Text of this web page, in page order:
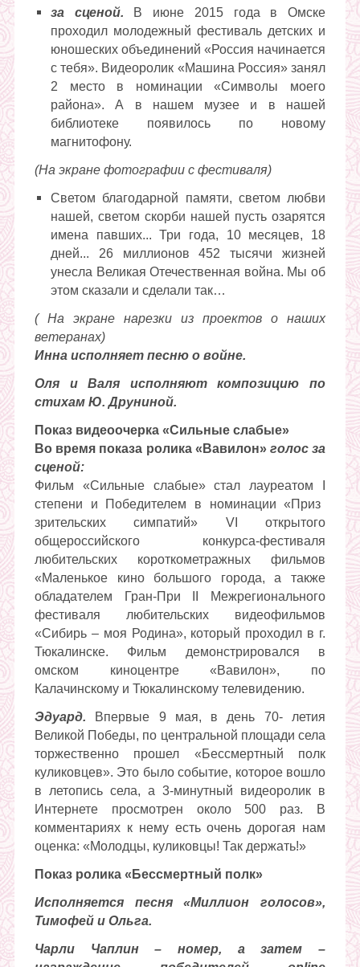
за сценой. В июне 2015 года в Омске
проходил молодежный фестиваль детских и
юношеских объединений «Россия начинается
с тебя». Видеоролик «Машина Россия» занял
2 место в номинации «Символы моего
района». А в нашем музее и в нашей
библиотеке появилось по новому
магнитофону.
(На экране фотографии с фестиваля)
Светом благодарной памяти, светом любви
нашей, светом скорби нашей пусть озарятся
имена павших... Три года, 10 месяцев, 18
дней... 26 миллионов 452 тысячи жизней
унесла Великая Отечественная война. Мы об
этом сказали и сделали так…
( На экране нарезки из
проектов о наших
ветеранах)
Инна исполняет песню о войне.
Оля и Валя исполняют композицию по
стихам Ю. Друниной.
Показ видеоочерка «Сильные слабые»
Во время показа ролика «Вавилон» голос за
сценой:
Фильм «Сильные слабые» стал лауреатом
степени и Победителем в номинации «Приз
зрительских симпатий» VI
открытого
общероссийского конкурса-фестиваля
любительских короткометражных фильмов
«Маленькое кино большого города, а также
обладателем Гран-При
Межрегионального
фестиваля любительских видеофильмов
«Сибирь – моя Родина», который проходил в г.
Тюкалинске. Фильм демонстрировался в
омском киноцентре «Вавилон», по
Калачинскому и Тюкалинскому телевидению.
Эдуард. Впервые 9 мая, в день 70- летия
Великой Победы, по центральной площади села
торжественно прошел «Бессмертный полк
куликовцев». Это было событие, которое вошло
в летопись села, а 3-минутный видеоролик в
Интернете просмотрен около 500 раз. В
комментариях к нему есть очень дорогая нам
оценка: «Молодцы, куликовцы! Так держать!»
Показ ролика «Бессмертный полк»
Исполняется песня «Миллион голосов»,
Тимофей и Ольга.
Чарли Чаплин – номер, а затем –